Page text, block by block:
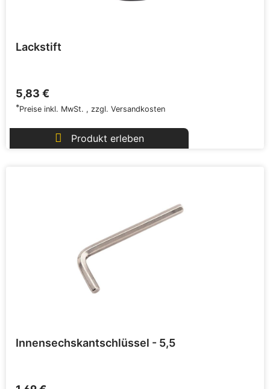
Lackstift
5,83 €
*Preise inkl. MwSt. , zzgl. Versandkosten
Produkt erleben
Innensechskantschlüssel - 5,5